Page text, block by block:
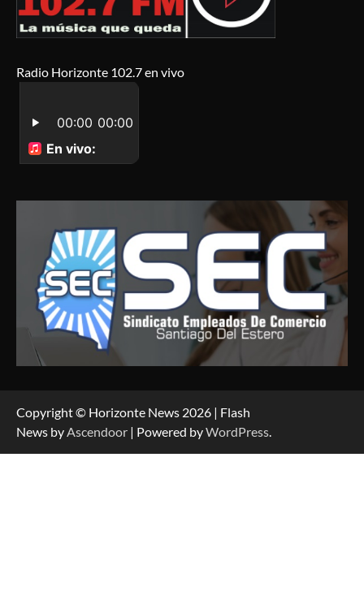
Radio Horizonte 102.7 en vivo
Copyright © Horizonte News 2026 | Flash
News by Ascendoor | Powered byWordPress